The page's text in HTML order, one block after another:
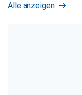
Alle anzeigen